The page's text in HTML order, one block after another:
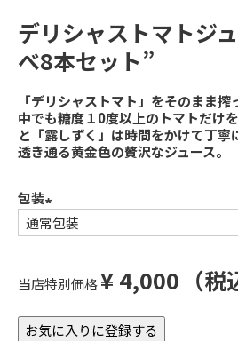
「デリシャストマト」をそのまま
中でも糖度１0度以上のトマトだけ
と「露しずく」は時間をかけて丁寧
透き通る黄金色の贅沢なジュース。
デリシャストマトジ
べ8本セット”
包装
(必
当店特別価格¥4,000 税
お気に入りに登録する